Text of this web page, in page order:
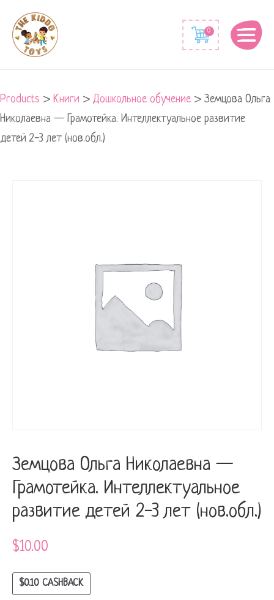
0
Products > Книги > Дошкольное обучение > Земцова Ольга
Николаевна — Грамотейка. Интеллектуальное развитие
детей 2-3 лет (нов.обл.)
Земцова Ольга Николаевна —
Грамотейка. Интеллектуальное
развитие детей 2-3 лет (нов.обл.)
$10.00
$0.10 CASHBACK